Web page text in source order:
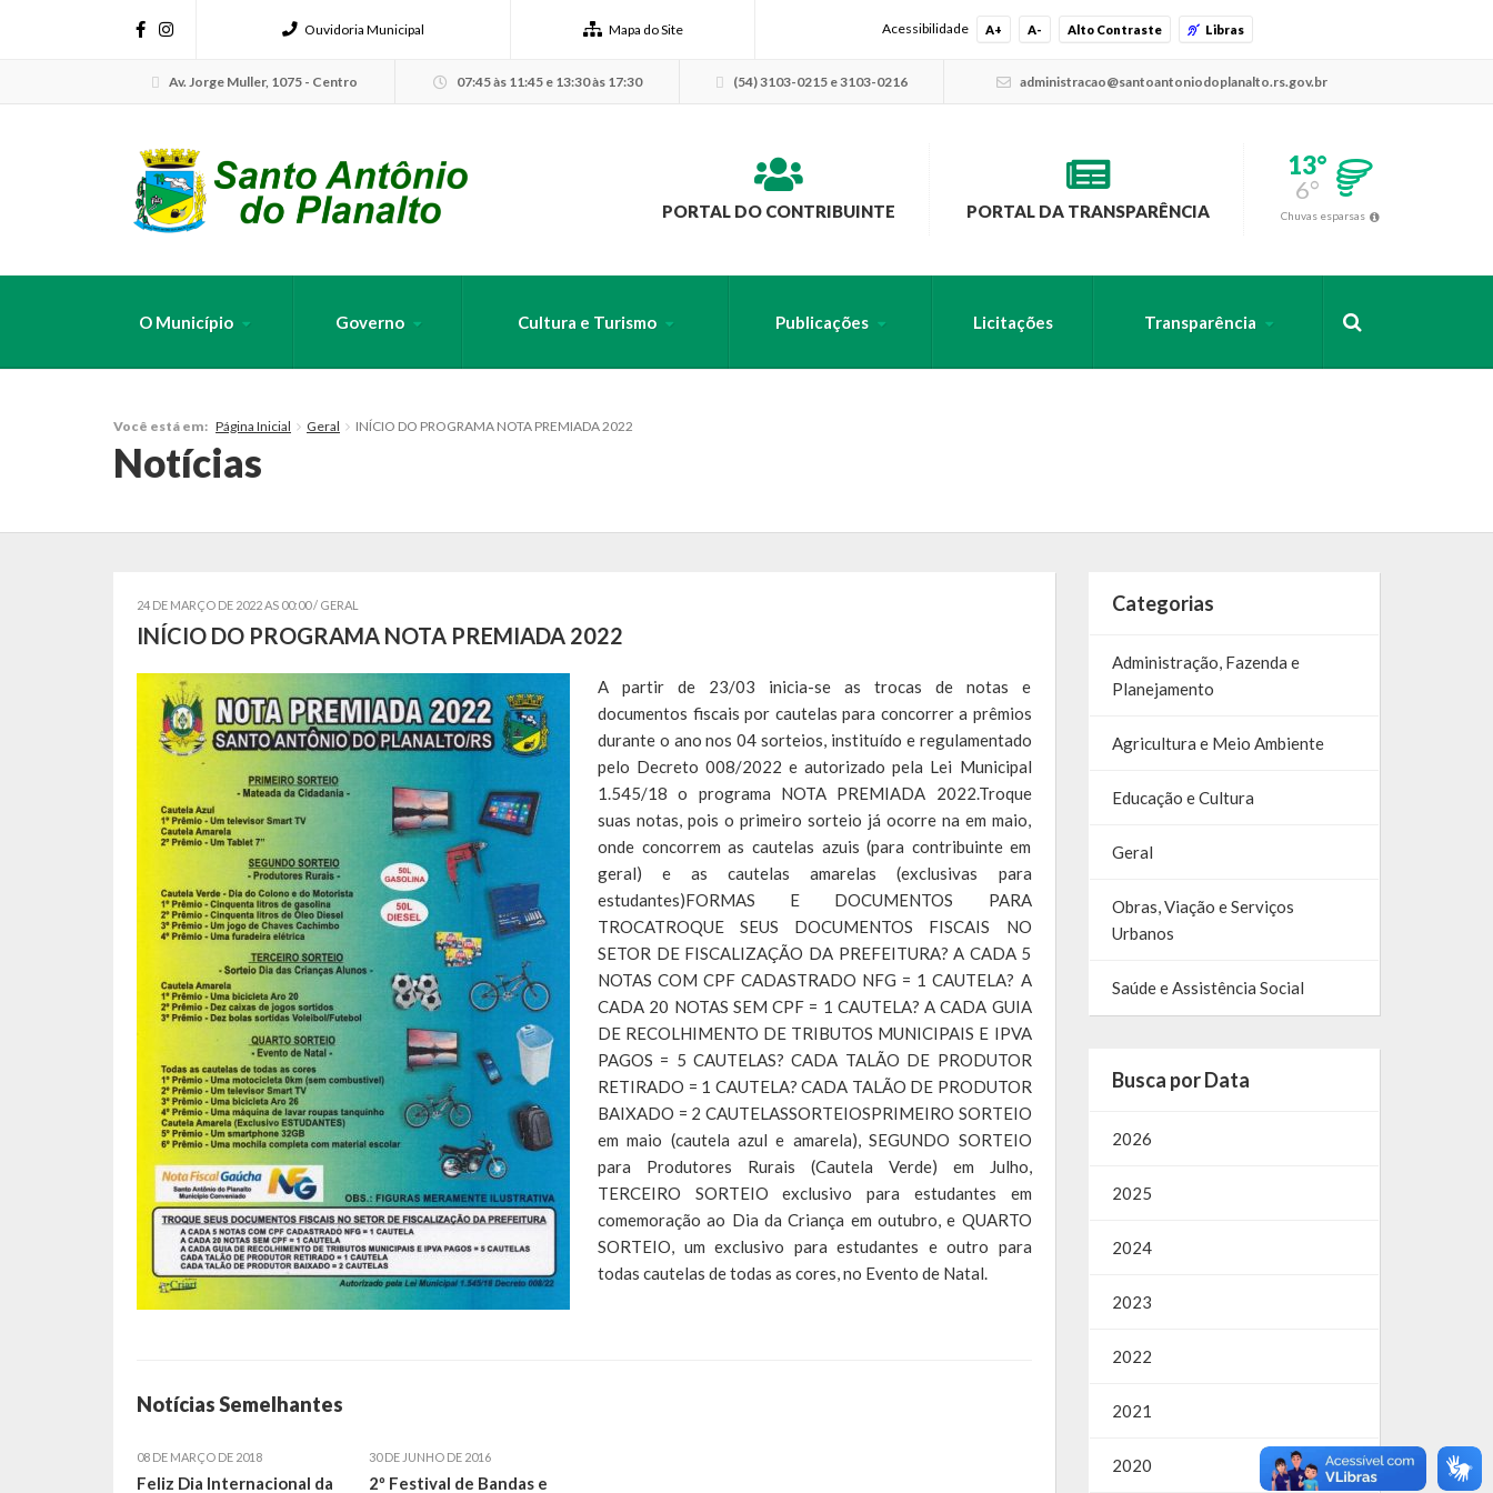
Ouvidoria Municipal Mapa do Site Acessibilidade A+ A- Alto Contraste Libras
Av. Jorge Muller, 1075 - Centro 07:45 às 11:45 e 13:30 às 17:30 (54) 3103-0215 e 3103-0216 administracao@santoantoniodoplanalto.rs.gov.br
PORTAL DO CONTRIBUINTE PORTAL DA TRANSPARÊNCIA
13°
6°
Chuvas esparsas
O Município Governo Cultura e Turismo Publicações Licitações Transparência
Você está em: Página Inicial Geral INÍCIO DO PROGRAMA NOTA PREMIADA 2022
Notícias
24 DE MARÇO DE 2022 AS 00:00 / GERAL
INÍCIO DO PROGRAMA NOTA PREMIADA 2022
A partir de 23/03 inicia-se as trocas de notas e
documentos fiscais por cautelas para concorrer a prêmios
durante o ano nos 04 sorteios, instituído e regulamentado
pelo Decreto 008/2022 e autorizado pela Lei Municipal
1.545/18 o programa NOTA PREMIADA 2022.Troque
suas notas, pois o primeiro sorteio já ocorre na em maio,
onde concorrem as cautelas azuis (para contribuinte em
geral) e as cautelas amarelas (exclusivas para
estudantes)FORMAS E DOCUMENTOS PARA
TROCATROQUE SEUS DOCUMENTOS FISCAIS NO
SETOR DE FISCALIZAÇÃO DA PREFEITURA? A CADA 5
NOTAS COM CPF CADASTRADO NFG = 1 CAUTELA? A
CADA 20 NOTAS SEM CPF = 1 CAUTELA? A CADA GUIA
DE RECOLHIMENTO DE TRIBUTOS MUNICIPAIS E IPVA
PAGOS = 5 CAUTELAS? CADA TALÃO DE PRODUTOR
RETIRADO = 1 CAUTELA? CADA TALÃO DE PRODUTOR
BAIXADO = 2 CAUTELASSORTEIOSPRIMEIRO SORTEIO
em maio (cautela azul e amarela), SEGUNDO SORTEIO
para Produtores Rurais (Cautela Verde) em Julho,
TERCEIRO SORTEIO exclusivo para estudantes em
comemoração ao Dia da Criança em outubro, e QUARTO
SORTEIO, um exclusivo para estudantes e outro para
todas cautelas de todas as cores, no Evento de Natal.
Notícias Semelhantes
08 DE MARÇO DE 2018
Feliz Dia Internacional da
30 DE JUNHO DE 2016
2º Festival de Bandas e
Categorias
Administração, Fazenda e
Planejamento
Agricultura e Meio Ambiente
Educação e Cultura
Geral
Obras, Viação e Serviços
Urbanos
Saúde e Assistência Social
Busca por Data
2026
2025
2024
2023
2022
2021
2020